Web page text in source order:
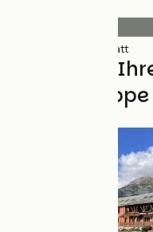
(100%) Glatt
Finden Sie
dieser Etappe